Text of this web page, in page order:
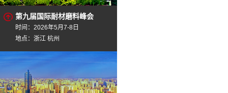
第九届国际耐材磨料峰会
时间：2026年5月7-8日
地点：浙江 杭州